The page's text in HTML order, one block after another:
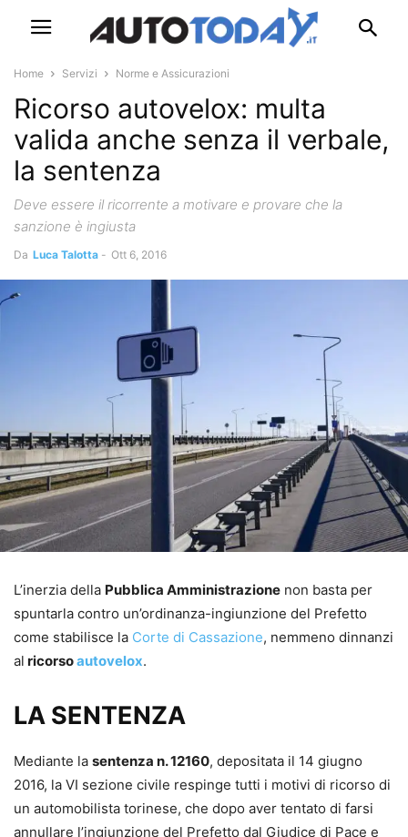
Home Servizi Norme e Assicurazioni
Ricorso autovelox: multa
valida anche senza il verbale,
la sentenza
Deve essere il ricorrente a motivare e provare che la
sanzione è ingiusta
Da Luca Talotta - Ott 6, 2016
L’inerzia della Pubblica Amministrazione non basta per
spuntarla contro un’ordinanza-ingiunzione del Prefetto
come stabilisce la Corte di Cassazione, nemmeno dinnanzi
al ricorsoautovelox.
LA SENTENZA
Mediante la sentenza n. 12160, depositata il 14 giugno
2016, la VI sezione civile respinge tutti i motivi di ricorso di
un automobilista torinese, che dopo aver tentato di farsi
annullare l’ingiunzione del Prefetto dal Giudice di Pace e